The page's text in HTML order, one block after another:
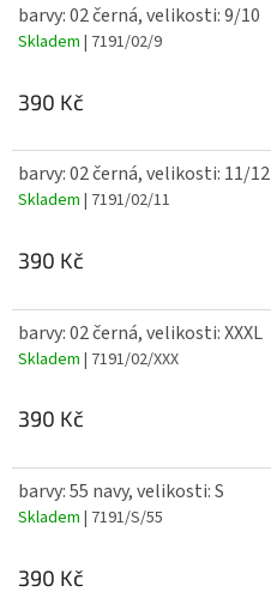
barvy: 02 černá, velikosti: 9/10
Skladem | 7191/02/9
390 Kč
barvy: 02 černá, velikosti: 11/12
Skladem | 7191/02/11
390 Kč
barvy: 02 černá, velikosti: XXXL
Skladem | 7191/02/XXX
390 Kč
barvy: 55 navy, velikosti: S
Skladem | 7191/S/55
390 Kč